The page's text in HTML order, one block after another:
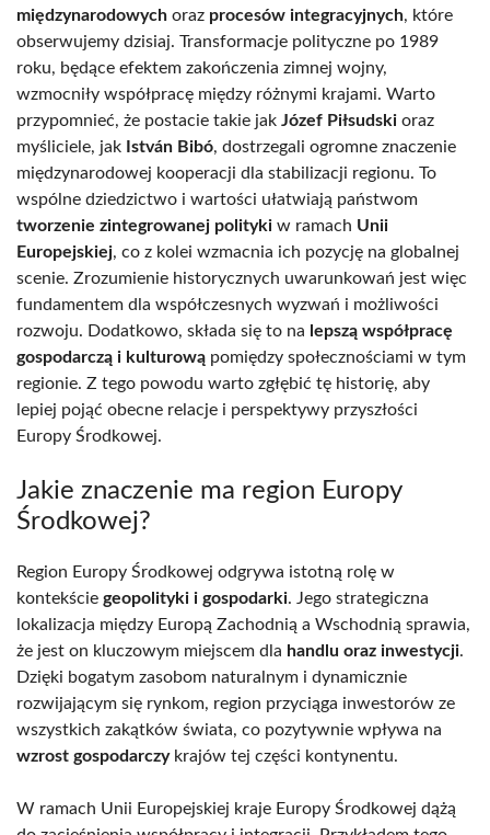
międzynarodowych oraz procesów integracyjnych, które
obserwujemy dzisiaj. Transformacje polityczne po 1989
roku, będące efektem zakończenia zimnej wojny,
wzmocniły współpracę między różnymi krajami. Warto
przypomnieć, że postacie takie jak Józef Piłsudski oraz
myśliciele, jak István Bibó, dostrzegali ogromne znaczenie
międzynarodowej kooperacji dla stabilizacji regionu. To
wspólne dziedzictwo i wartości ułatwiają państwom
tworzenie zintegrowanej polityki w ramach Unii
Europejskiej, co z kolei wzmacnia ich pozycję na globalnej
scenie. Zrozumienie historycznych uwarunkowań jest więc
fundamentem dla współczesnych wyzwań i możliwości
rozwoju. Dodatkowo, składa się to na lepszą współpracę
gospodarczą i kulturową pomiędzy społecznościami w tym
regionie. Z tego powodu warto zgłębić tę historię, aby
lepiej pojąć obecne relacje i perspektywy przyszłości
Europy Środkowej.
Jakie znaczenie ma region Europy
Środkowej?
Region Europy Środkowej odgrywa istotną rolę w
kontekście geopolityki i gospodarki. Jego strategiczna
lokalizacja między Europą Zachodnią a Wschodnią sprawia,
że jest on kluczowym miejscem dla handlu oraz inwestycji.
Dzięki bogatym zasobom naturalnym i dynamicznie
rozwijającym się rynkom, region przyciąga inwestorów ze
wszystkich zakątków świata, co pozytywnie wpływa na
wzrost gospodarczykrajów tej części kontynentu.
W ramach Unii Europejskiej kraje Europy Środkowej dążą